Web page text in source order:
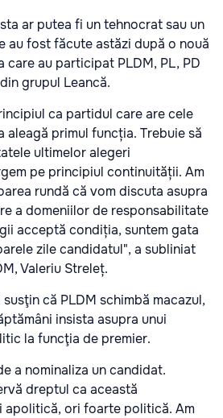
ar putea fi un tehnocrat sau un
au fost făcute astăzi după o nouă
care au participat PLDM, PL, PD
grupul Leancă.
ca partidul care are cele
aleagă primul funcția. Trebuie să
ultimelor alegeri
pe principiul continuității. Am
rundă că vom discuta asupra
a domeniilor de responsabilitate
acceptă condiția, suntem gata
zile candidatul", a subliniat
Valeriu Streleț.
că PLDM schimbă macazul,
insista asupra unui
la funcţia de premier.
a nominaliza un candidat.
dreptul ca această
apolitică, ori foarte politică. Am